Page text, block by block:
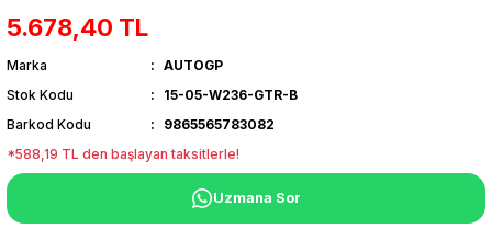
5.678,40 TL
Marka
AUTOGP
Stok Kodu
15-05-W236-GTR-B
Barkod Kodu
9865565783082
*588,19 TL den başlayan taksitlerle!
Uzmana Sor